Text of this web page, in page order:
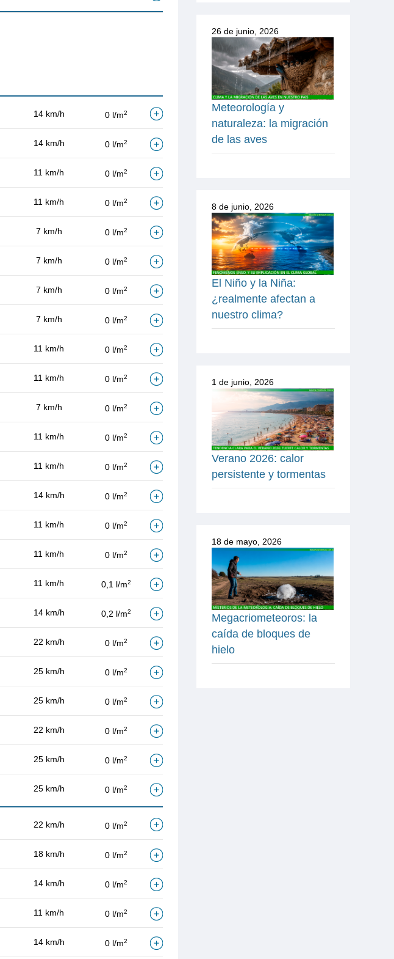
14 km/h 0 l/m2
14 km/h 0 l/m2
11 km/h 0 l/m2
11 km/h 0 l/m2
7 km/h 0 l/m2
7 km/h 0 l/m2
7 km/h 0 l/m2
7 km/h 0 l/m2
11 km/h 0 l/m2
11 km/h 0 l/m2
7 km/h 0 l/m2
11 km/h 0 l/m2
11 km/h 0 l/m2
14 km/h 0 l/m2
11 km/h 0 l/m2
11 km/h 0 l/m2
11 km/h 0,1 l/m2
14 km/h 0,2 l/m2
22 km/h 0 l/m2
25 km/h 0 l/m2
25 km/h 0 l/m2
22 km/h 0 l/m2
25 km/h 0 l/m2
25 km/h 0 l/m2
22 km/h 0 l/m2
18 km/h 0 l/m2
14 km/h 0 l/m2
11 km/h 0 l/m2
14 km/h 0 l/m2
26 de junio, 2026
Meteorología y
naturaleza: la migración
de las aves
8 de junio, 2026
El Niño y la Niña:
¿realmente afectan a
nuestro clima?
1 de junio, 2026
Verano 2026: calor
persistente y tormentas
18 de mayo, 2026
Megacriometeoros: la
caída de bloques de
hielo